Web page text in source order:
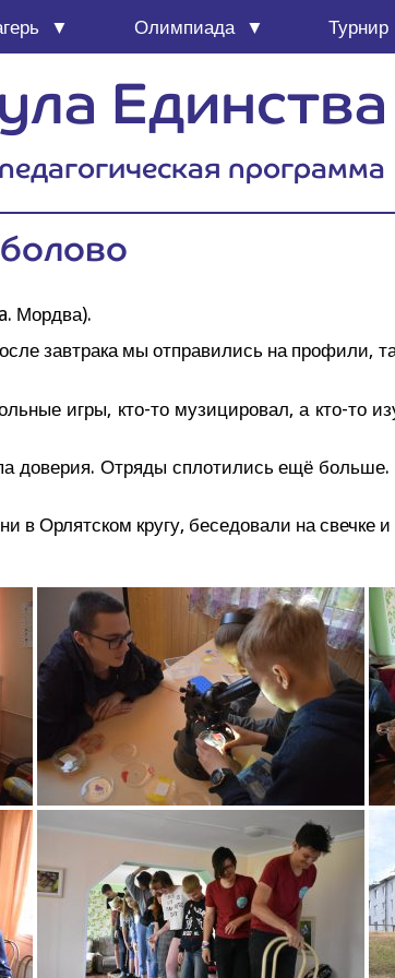
Олим­пи­а­да Тур­нир
Единства
программа
Мордва).
зав­тра­ка мы отпра­ви­лись на про­фи­ли,
игры, кто-то музи­ци­ро­вал, а кто-то
дове­рия. Отря­ды спло­ти­лись ещё
в Орлят­ском кру­гу, бесе­до­ва­ли на свеч­ке